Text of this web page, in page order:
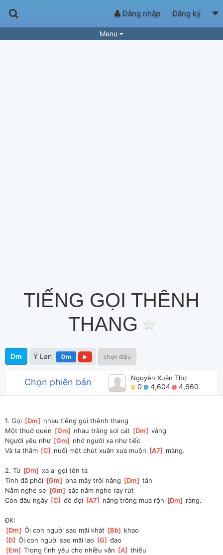
Đăng nhập Đăng ký
Menu
TIẾNG GỌI THÊNH
THANG
Dm Ý Lan Dm chọn điệu
Chọn phiên bản Nguyễn Xuân Thơ
0 4,604 4,660
1. Gọi [Dm
nhau tiếng gọi thênh thang
Một thuở quen [Gm nhau trăng soi cát [Dm ] vàng
Người yêu như [Gm
nhớ người xa như tiếc
Và ta thầm [C nuối một chút xuân xưa muộn [A7 màng.
2. Từ [Dm ] xa ai gọi tên ta
Tình đã phôi [Gm pha mây trôi nắng [Dm ] tàn
Nằm nghe se [Gm ] sắc nằm nghe ray rứt
Còn đâu ngày [C ] đó đợi [A7 nắng trông mưa rộn [Dm ràng.
ĐK:
[Dm ] Ôi con người sao mãi khát [Bb
khao
[D ] Ôi con người sao mãi lao [G ] đao
[Em ] Trong tình yêu cho nhiều vẫn [A ] thiếu